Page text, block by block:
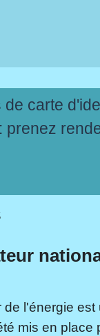
de carte
prenez
de l'énergie est
mis en place